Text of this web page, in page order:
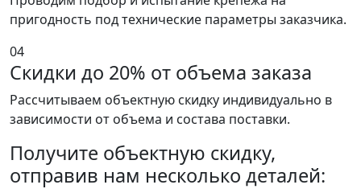
пригодность под технические параметры заказчика.
04
Скидки до 20% от объема заказа
Рассчитываем объектную скидку индивидуально в
зависимости от объема и состава поставки.
Получите объектную скидку,
отправив нам несколько деталей: